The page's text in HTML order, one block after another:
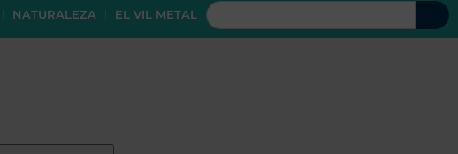
NATURALEZA EL VIL METAL